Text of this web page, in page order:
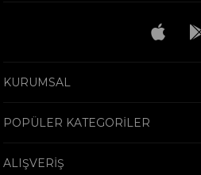
KURUMSAL
POPÜLER KATEGORİLER
ALIŞVERİŞ